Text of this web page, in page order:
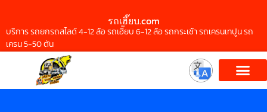
รถเฮี๊ยบ.com
บริการ รถยกรถสไลด์ 4-12 ล้อ รถเฮี๊ยบ 6-12 ล้อ รถกระเช้า รถเครนเทปูน รถ
เครน 5-50 ตัน